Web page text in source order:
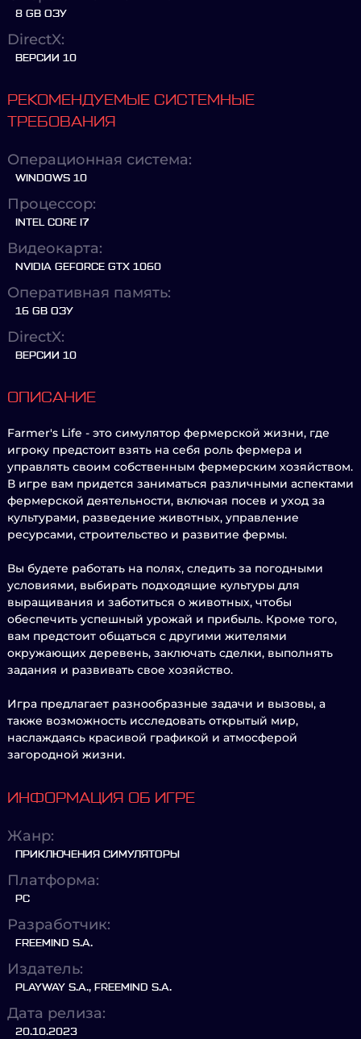
8 GB ОЗУ
DirectX:
ВЕРСИИ 10
РЕКОМЕНДУЕМЫЕ СИСТЕМНЫЕ
ТРЕБОВАНИЯ
Операционная система:
WINDOWS 10
Процессор:
INTEL CORE I7
Видеокарта:
NVIDIA GEFORCE GTX 1060
Оперативная память:
16 GB ОЗУ
DirectX:
ВЕРСИИ 10
ОПИСАНИЕ
Farmer's Life - это симулятор фермерской жизни, где
игроку предстоит взять на себя роль фермера и
управлять своим собственным фермерским хозяйством.
В игре вам придется заниматься различными аспектами
фермерской деятельности, включая посев и уход за
культурами, разведение животных, управление
ресурсами, строительство и развитие фермы.
Вы будете работать на полях, следить за погодными
условиями, выбирать подходящие культуры для
выращивания и заботиться о животных, чтобы
обеспечить успешный урожай и прибыль. Кроме того,
вам предстоит общаться с другими жителями
окружающих деревень, заключать сделки, выполнять
задания и развивать свое хозяйство.
Игра предлагает разнообразные задачи и вызовы, а
также возможность исследовать открытый мир,
наслаждаясь красивой графикой и атмосферой
загородной жизни.
ИНФОРМАЦИЯ ОБ ИГРЕ
Жанр:
ПРИКЛЮЧЕНИЯ СИМУЛЯТОРЫ
Платформа:
PC
Разработчик:
FREEMIND S.A.
Издатель:
PLAYWAY S.A., FREEMIND S.A.
Дата релиза:
20.10.2023